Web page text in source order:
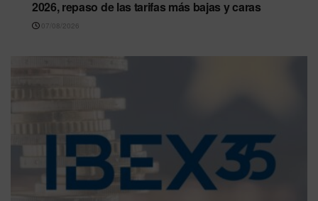
2026, repaso de las tarifas más bajas y caras
07/08/2026